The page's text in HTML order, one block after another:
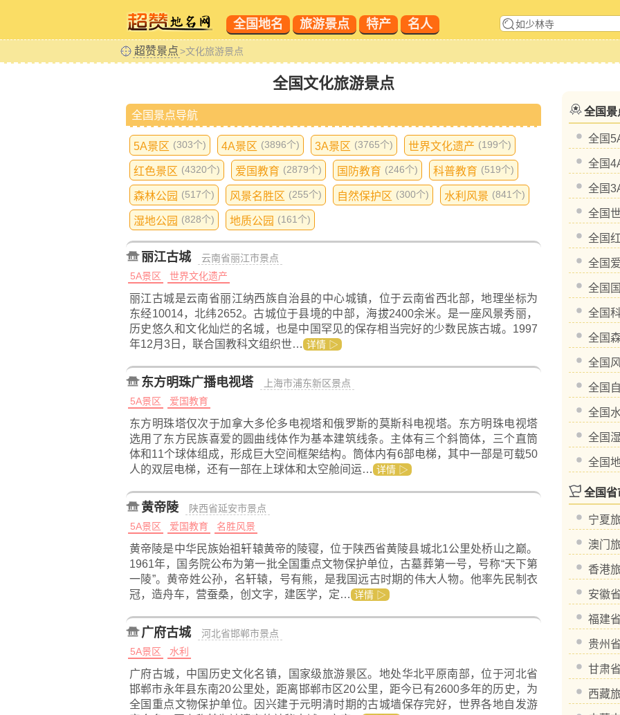
全国地名 旅游景点 特产 名人
超赞景点>文化旅游景点
全国文化旅游景点
全国景点导航
5A景区 (303个) 4A景区 (3896个) 3A景区 (3765个) 世界文化遗产 (199个)
红色景区 (4320个) 爱国教育 (2879个) 国防教育 (246个) 科普教育 (519个)
森林公园 (517个) 风景名胜区 (255个) 自然保护区 (300个) 水利风景 (841个)
湿地公园 (828个) 地质公园 (161个)
丽江古城
云南省丽江市景点
5A景区
世界文化遗产
丽江古城是云南省丽江纳西族自治县的中心城镇，位于云南省西北部，地理坐标为
东经10014，北纬2652。古城位于县境的中部，海拔2400余米。是一座风景秀丽，
历史悠久和文化灿烂的名城，也是中国罕见的保存相当完好的少数民族古城。1997
年12月3日，联合国教科文组织世… 详情 ▷
东方明珠广播电视塔
上海市浦东新区景点
5A景区
爱国教育
东方明珠塔仅次于加拿大多伦多电视塔和俄罗斯的莫斯科电视塔。东方明珠电视塔
选用了东方民族喜爱的圆曲线体作为基本建筑线条。主体有三个斜筒体，三个直筒
体和11个球体组成，形成巨大空间框架结构。筒体内有6部电梯，其中一部是可载50
人的双层电梯，还有一部在上球体和太空舱间运… 详情 ▷
黄帝陵
陕西省延安市景点
5A景区
爱国教育 名胜风景
黄帝陵是中华民族始祖轩辕黄帝的陵寝，位于陕西省黄陵县城北1公里处桥山之巅。
1961年，国务院公布为第一批全国重点文物保护单位，古墓葬第一号，号称“天下第
一陵”。黄帝姓公孙，名轩辕，号有熊，是我国远古时期的伟大人物。他率先民制衣
冠，造舟车，营蚕桑，创文字，建医学，定… 详情 ▷
广府古城
河北省邯郸市景点
5A景区
水利
广府古城，中国历史文化名镇，国家级旅游景区。地处华北平原南部，位于河北省
邯郸市永年县东南20公里处，距离邯郸市区20公里，距今已有2600多年的历史，为
全国重点文物保护单位。因兴建于元明清时期的古城墙保存完好，世界各地自发游
全国景
全国
全国
全国
全国
全国
全国
全国
全国
全国
全国
全国
全国
全国
全国
全国省
宁夏
澳门
香港
安徽
福建
贵州
甘肃
西藏